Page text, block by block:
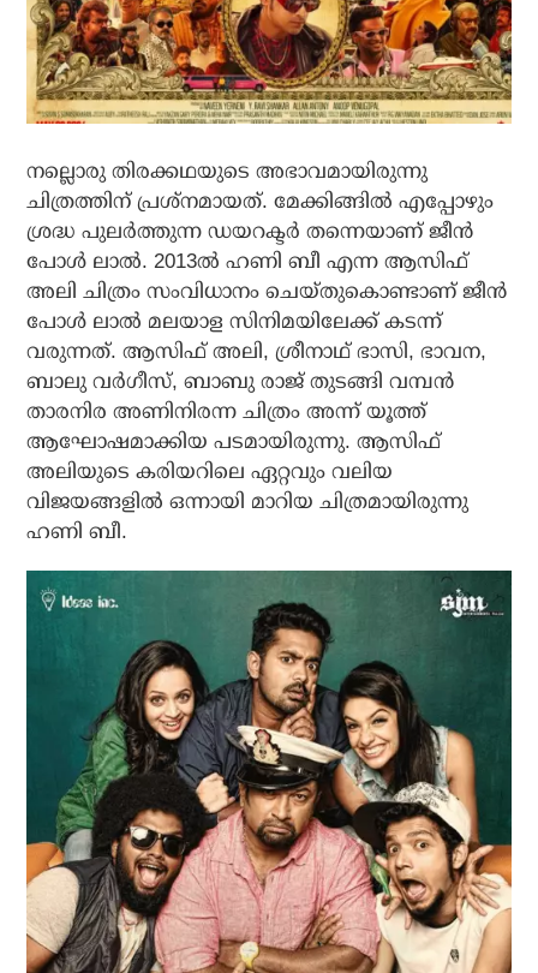
നല്ലൊരു തിരക്കഥയുടെ അഭാവമായിരുന്നു
ചിത്രത്തിന് പ്രശ്നമായത്. മേക്കിങ്ങിൽ എപ്പോഴും
ശ്രദ്ധ പുലർത്തുന്ന ഡയറക്ടർ തന്നെയാണ് ജീൻ
പോൾ ലാൽ. 2013ൽ ഹണി ബീ എന്ന ആസിഫ്
അലി ചിത്രം സംവിധാനം ചെയ്തുകൊണ്ടാണ് ജീൻ
പോൾ ലാൽ മലയാള സിനിമയിലേക്ക് കടന്ന്
വരുന്നത്. ആസിഫ് അലി, ശ്രീനാഥ് ഭാസി, ഭാവന,
ബാലു വർഗീസ്, ബാബു രാജ് തുടങ്ങി വമ്പൻ
താരനിര അണിനിരന്ന ചിത്രം അന്ന് യൂത്ത്
ആഘോഷമാക്കിയ പടമായിരുന്നു. ആസിഫ്
അലിയുടെ കരിയറിലെ ഏറ്റവും വലിയ
വിജയങ്ങളിൽ ഒന്നായി മാറിയ ചിത്രമായിരുന്നു
ഹണി ബീ.